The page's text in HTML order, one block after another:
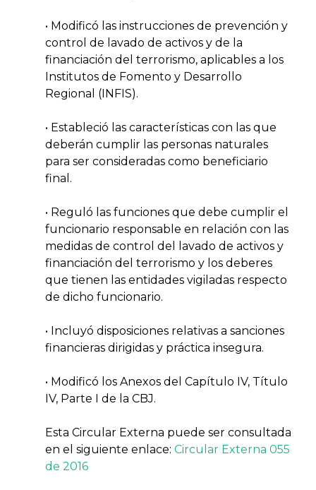
• Modificó las instrucciones de prevención y
control de lavado de activos y de la
financiación del terrorismo, aplicables a los
Institutos de Fomento y Desarrollo
Regional (INFIS).
• Estableció las características con las que
deberán cumplir las personas naturales
para ser consideradas como beneficiario
final.
• Reguló las funciones que debe cumplir el
funcionario responsable en relación con las
medidas de control del lavado de activos y
financiación del terrorismo y los deberes
que tienen las entidades vigiladas respecto
de dicho funcionario.
• Incluyó disposiciones relativas a sanciones
financieras dirigidas y práctica insegura.
• Modificó los Anexos del Capítulo IV, Título
IV, Parte I de la CBJ.
Esta Circular Externa puede ser consultada
en el siguiente enlace: Circular Externa 055
de 2016